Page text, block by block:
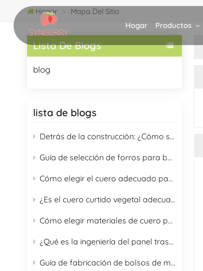
Hogar Productos
Hogar Mapa Del Sitio
Lista De Blogs
blog
lista de blogs
Detrás de la construcción: ¿Cómo se fabrica una mochila de alta gama?
Guía de selección de forros para bolsas: Una guía completa de 16 materiales de forro para compradores B2B
Cómo elegir el cuero adecuado para bolsos
¿Es el cuero curtido vegetal adecuado para la fabricación de bolsos?
Cómo elegir materiales de cuero para bolsos y guía de cuidado adecuado
¿Qué es la ingeniería del panel trasero de las mochilas?
Guía de fabricación de bolsos de moda con opciones de cuero para 2026